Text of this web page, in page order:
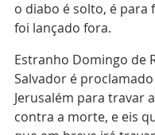
o diabo é solto, é para
foi lançado fora.
Estranho Domingo de
Salvador é proclamado
Jerusalém para travar
contra a morte, e eis